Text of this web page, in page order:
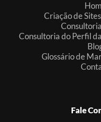
Criação de
Consultoria do Perfil
Glossário de
Fale